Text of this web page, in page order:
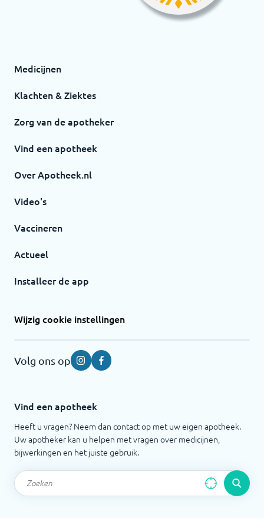
Medicijnen
Klachten & Ziektes
Zorg van de apotheker
Vind een apotheek
Over Apotheek.nl
Video's
Vaccineren
Actueel
Installeer de app
Wijzig cookie instellingen
Volg ons op InstagramFacebook
Vind een apotheek
Heeft u vragen? Neem dan contact op met uw eigen apotheek.
Uw apotheker kan u helpen met vragen over medicijnen,
bijwerkingen en het juiste gebruik.